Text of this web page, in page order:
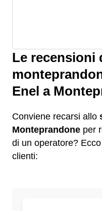
Le recensioni
Enel a
Conviene recarsi allo
Monteprandone per
di un operatore?
clienti: